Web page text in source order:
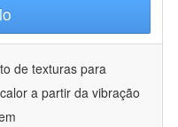
de texturas para
a partir da vibração